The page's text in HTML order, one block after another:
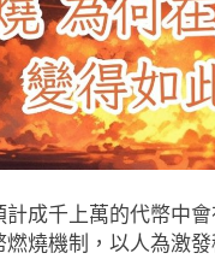
成千上萬的代幣中
燒機制，以人為激